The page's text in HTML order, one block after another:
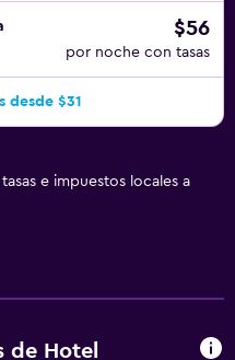
$56
por noche con tasas
desde $31
e impuestos locales a
de Hotel